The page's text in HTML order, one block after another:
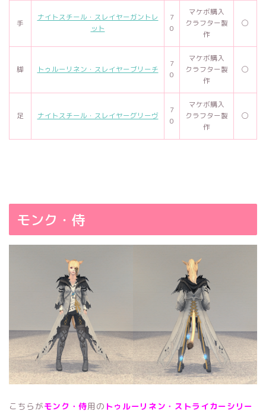
手
ナイトスチール・スレイヤーガントレ
ット
7
0
マケボ購入
クラフター製
作
◯
脚 トゥルーリネン・スレイヤーブリーチ
7
0
マケボ購入
クラフター製
作
◯
足 ナイトスチール・スレイヤーグリーヴ
7
0
マケボ購入
クラフター製
作
◯
モンク・侍
こちらがモンク・侍用の トゥルーリネン・ストライカーシリー